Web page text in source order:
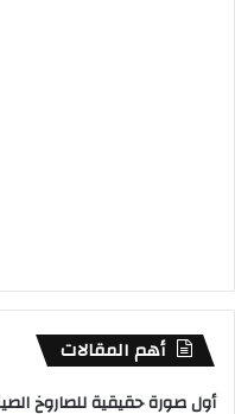
أهم المقالات
أول صورة حقيقية للصاروخ